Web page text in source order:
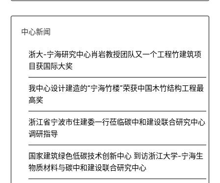
中心新闻
浙大-宁海研究中心肖岩教授团队又一个工程竹建筑项
目获国际大奖
我中心设计建造的“宁海竹楼”荣获中国木竹结构工程最
高奖
浙江省宁波市住建委一行莅临碳中和建设联合研究中心
调研指导
国家建筑绿色低碳技术创新中心 到访浙江大学-宁海生
物质材料与碳中和建设联合研究中心